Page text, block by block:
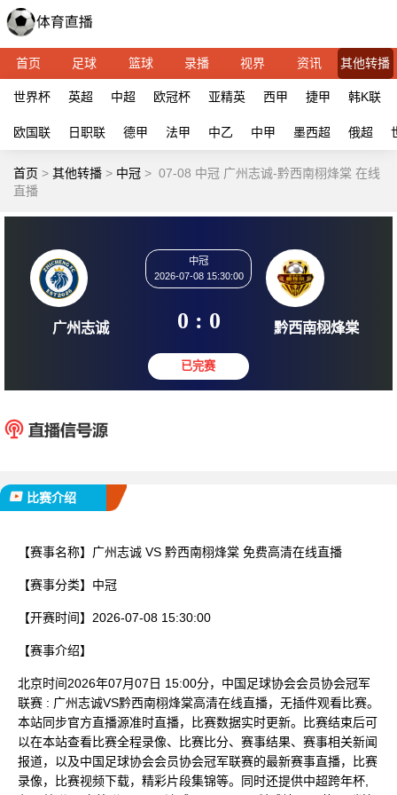
首页 足球 篮球 录播 视界 资讯 其他转播
世界杯 英超 中超 欧冠杯 亚精英 西甲 捷甲 韩K联
欧国联 日职联 德甲 法甲 中乙 中甲 墨西超 俄超
首页 > 其他转播 > 中冠 > 07-08 中冠 广州志诚-黔西南栩烽棠 在线
直播
2026-07-08 15:30:00
0 : 0
比赛介绍
【赛事名称】 广州志诚 VS 黔西南栩烽棠 免费高清在线直播
【赛事分类】 中冠
【开赛时间】 2026-07-08 15:30:00
【赛事介绍】
北京时间2026年07月07日 15:00分，中国足球协会会员协会冠军
联赛 : 广州志诚VS黔西南栩烽棠高清在线直播，无插件观看比赛。
本站同步官方直播源准时直播，比赛数据实时更新。比赛结束后可
以在本站查看比赛全程录像、比赛比分、赛事结果、赛事相关新闻
报道，以及中国足球协会会员协会冠军联赛的最新赛事直播，比赛
录像，比赛视频下载，精彩片段集锦等。同时还提供中超跨年杯,